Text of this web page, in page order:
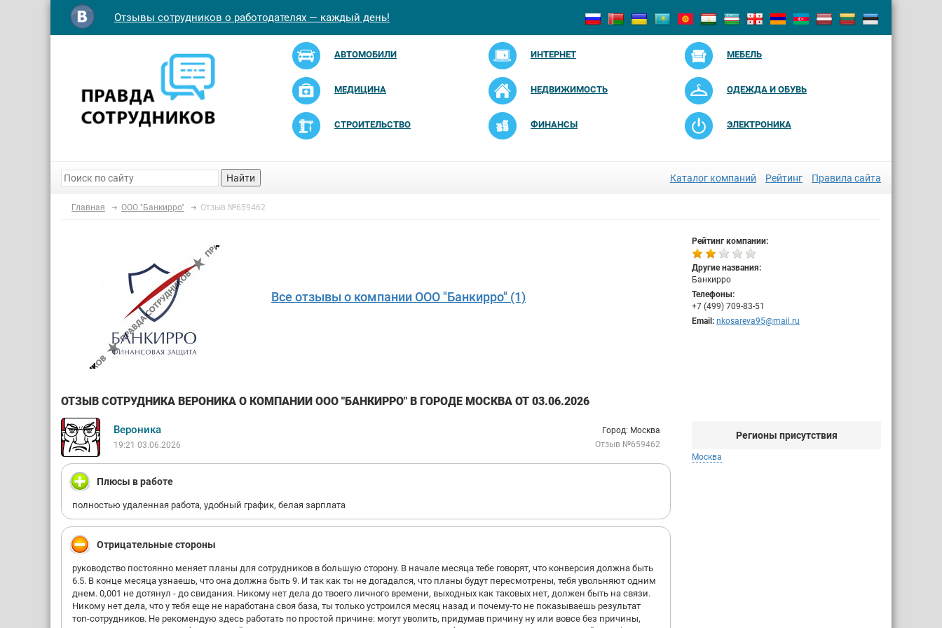
Отзывы сотрудников о работодателях — каждый день!
АВТОМОБИЛИ ИНТЕРНЕТ МЕБЕЛЬ
МЕДИЦИНА НЕДВИЖИМОСТЬ ОДЕЖДА И ОБУВЬ
СТРОИТЕЛЬСТВО ФИНАНСЫ ЭЛЕКТРОНИКА
Найти Каталог компаний Рейтинг Правила сайта
Главная ООО "Банкирро" Отзыв №659462
Все отзывы о компании ООО "Банкирро" (1)
Рейтинг компании:
Другие названия:
Банкирро
Телефоны:
+7 (499) 709-83-51
Email: nkosareva95@mail.ru
ОТЗЫВ СОТРУДНИКА ВЕРОНИКА О КОМПАНИИ ООО "БАНКИРРО" В ГОРОДЕ МОСКВА ОТ 03.06.2026
Вероника
19:21 03.06.2026
Город: Москва
Отзыв №659462
Плюсы в работе
полностью удаленная работа, удобный график, белая зарплата
Отрицательные стороны
руководство постоянно меняет планы для сотрудников в большую сторону. В начале месяца тебе говорят, что конверсия должна быть
6.5. В конце месяца узнаешь, что она должна быть 9. И так как ты не догадался, что планы будут пересмотрены, тебя увольняют одним
днем. 0,001 не дотянул - до свидания. Никому нет дела до твоего личного времени, выходных как таковых нет, должен быть на связи.
Никому нет дела, что у тебя еще не наработана своя база, ты только устроился месяц назад и почему-то не показываешь результат
топ-сотрудников. Не рекомендую здесь работать по простой причине: могут уволить, придумав причину ну или вовсе без причины,
Регионы присутствия
Москва